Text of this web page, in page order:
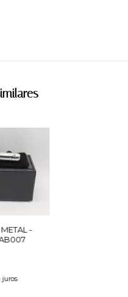
-
juros